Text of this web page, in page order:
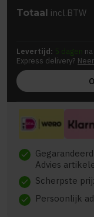
Totaal incl.BTW
Levertijd: 5 dagen
Express delivery?
check
Advies
check Scherpste
check Persoonlijk